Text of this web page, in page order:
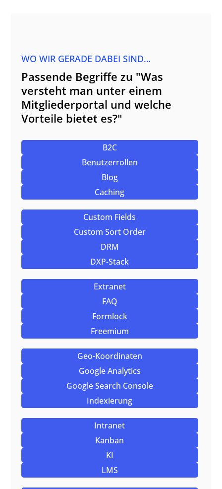
WO WIR GERADE DABEI SIND…
Passende Begriffe zu "Was
versteht man unter einem
Mitgliederportal und welche
Vorteile bietet es?"
B2C
Benutzerrollen
Blog
Caching
Custom Fields
Custom Sort Order
DRM
DXP-Stack
Extranet
FAQ
Formlock
Freemium
Geo-Koordinaten
Google Analytics
Google Search Console
Indexierung
Intranet
Kanban
KI
LMS